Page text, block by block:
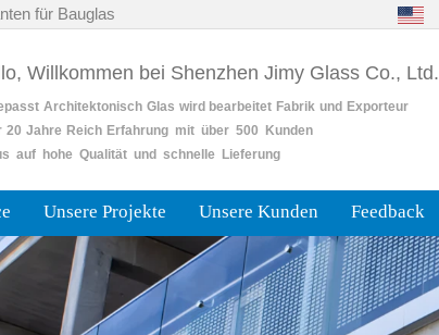
für Bauglas
Willkommen bei Shenzhen Jimy Glass Co., Ltd.
Architektonisch Glas wird bearbeitet Fabrik und Exporteur
20 Jahre Reich Erfahrung mit über 500 Kunden
auf hohe Qualität und schnelle Lieferung
Unsere Projekte Unsere Kunden Feedback